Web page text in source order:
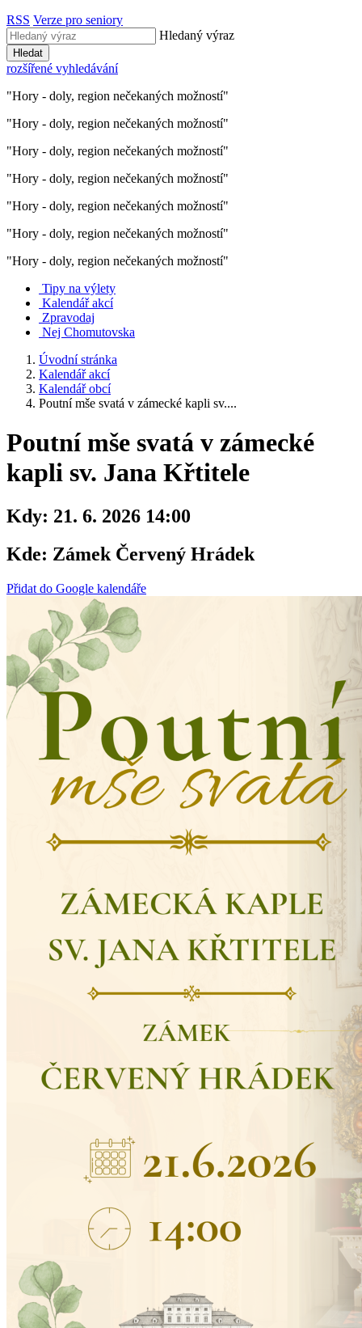
RSS Verze pro seniory
Hledaný výraz
Hledat
rozšířené vyhledávání
"Hory - doly, region nečekaných možností"
"Hory - doly, region nečekaných možností"
"Hory - doly, region nečekaných možností"
"Hory - doly, region nečekaných možností"
"Hory - doly, region nečekaných možností"
"Hory - doly, region nečekaných možností"
"Hory - doly, region nečekaných možností"
Tipy na výlety
Kalendář akcí
Zpravodaj
Nej Chomutovska
Úvodní stránka
Kalendář akcí
Kalendář obcí
Poutní mše svatá v zámecké kapli sv....
Poutní mše svatá v zámecké
kapli sv. Jana Křtitele
Kdy: 21. 6. 2026 14:00
Kde: Zámek Červený Hrádek
Přidat do Google kalendáře